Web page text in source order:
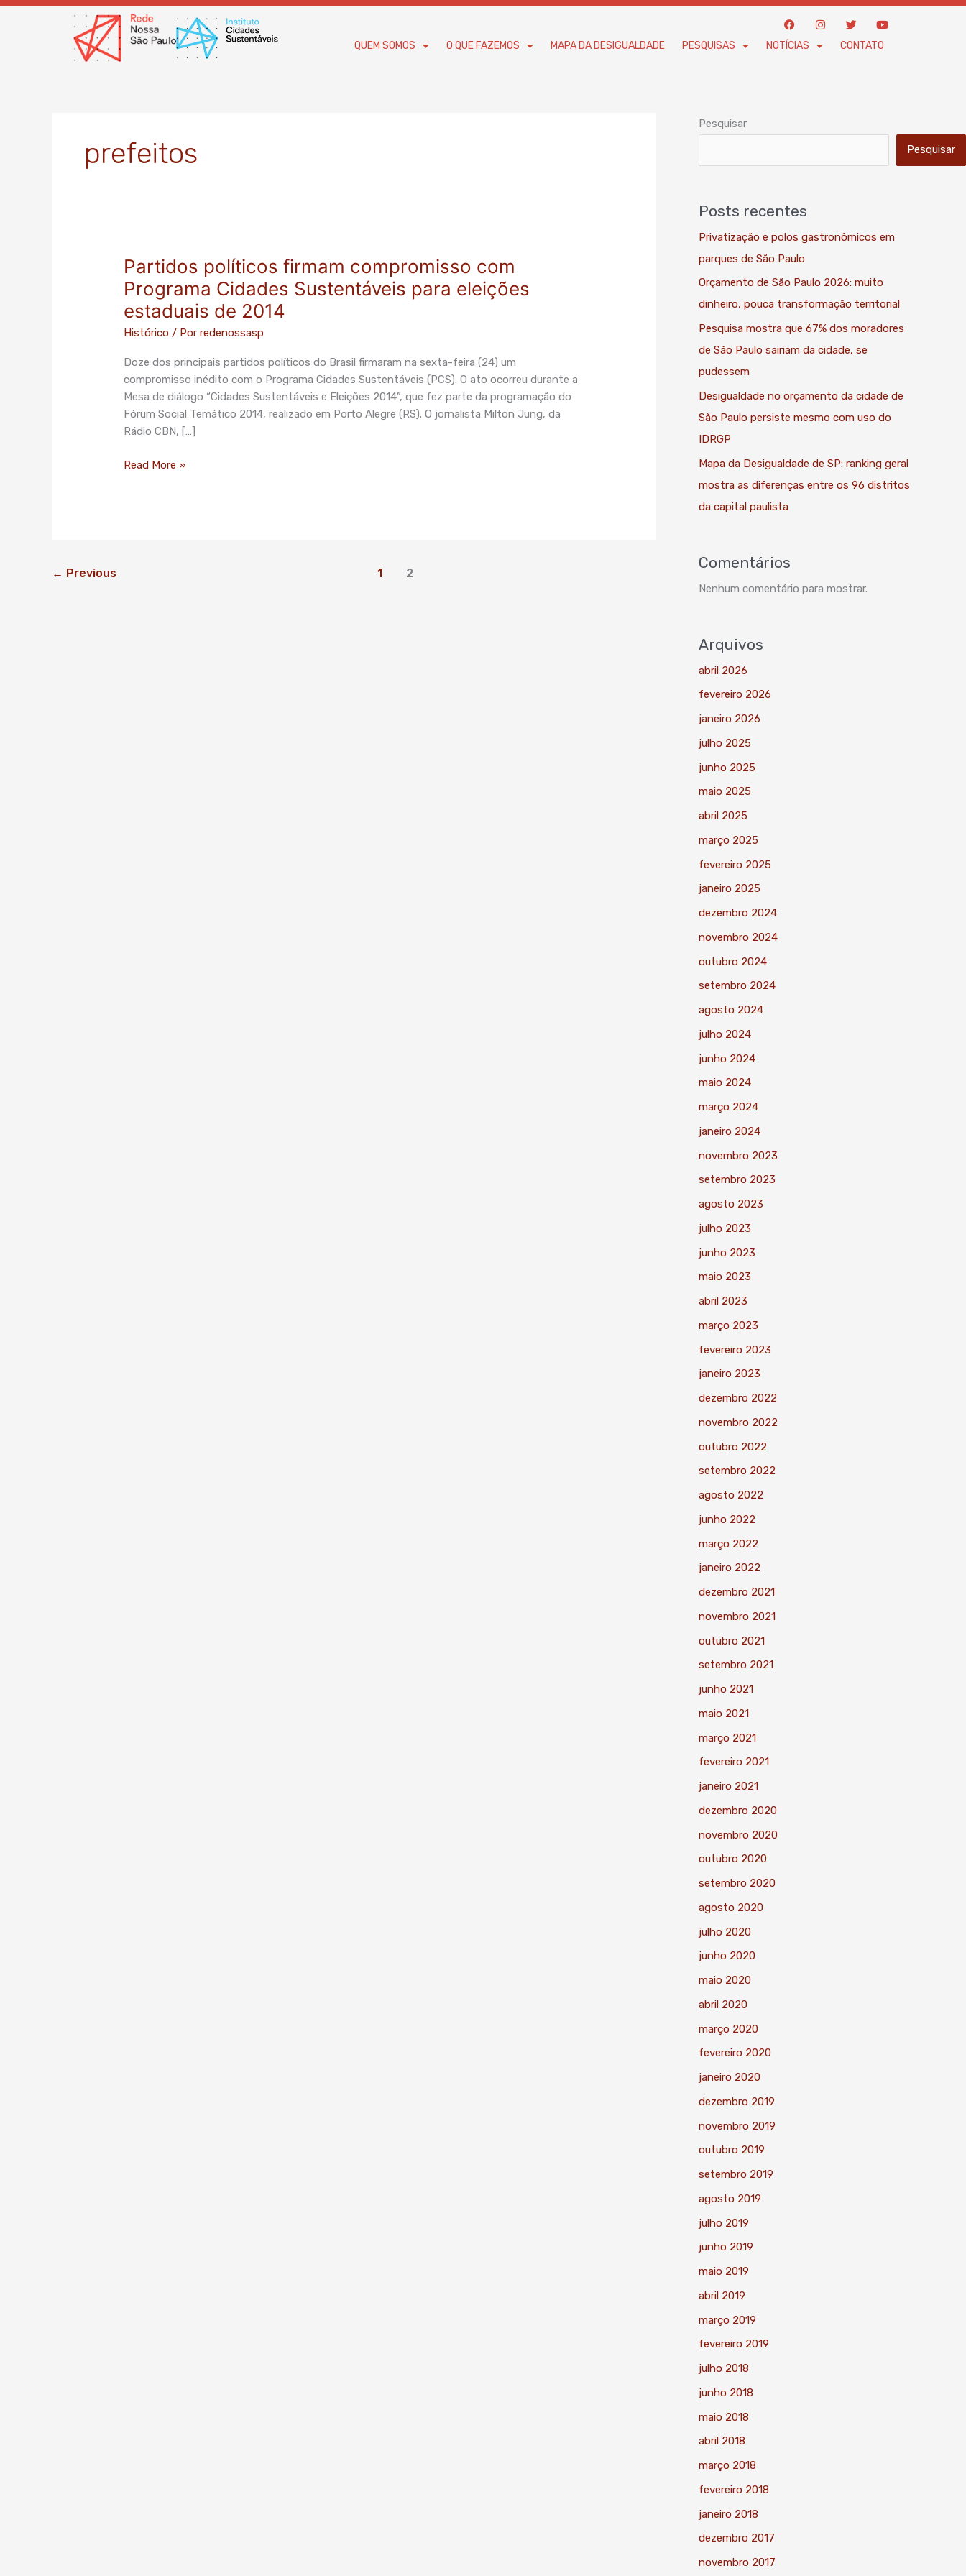
Ir
F
a
c
e
I
n
t
T
w
i
t
Y
o
u
t
QUEM SOMOS O QUE FAZEMOS MAPA DA DESIGUALDADE PESQUISAS NOTÍCIAS CONTATO
prefeitos
Partidos políticos firmam compromisso com
Programa Cidades Sustentáveis para eleições
estaduais de 2014
Histórico / Porredenossasp
Doze dos principais partidos políticos do Brasil firmaram na sexta-feira (24) um
compromisso inédito com o Programa Cidades Sustentáveis (PCS). O ato ocorreu durante a
Mesa de diálogo “Cidades Sustentáveis e Eleições 2014”, que fez parte da programação do
Fórum Social Temático 2014, realizado em Porto Alegre (RS). O jornalista Milton Jung, da
Rádio CBN, […]
Partidos
políticos
firmam
compromisso
com
Cidades
Sustentáveis
para
eleições
estaduais
2014
Read More »
← Previous 1 2
Pesquisar
Pesquisar
Posts recentes
Privatização e polos gastronômicos em
parques de São Paulo
Orçamento de São Paulo 2026: muito
dinheiro, pouca transformação territorial
Pesquisa mostra que 67% dos moradores
de São Paulo sairiam da cidade, se
pudessem
Desigualdade no orçamento da cidade de
São Paulo persiste mesmo com uso do
IDRGP
Mapa da Desigualdade de SP: ranking geral
mostra as diferenças entre os 96 distritos
da capital paulista
Comentários
Nenhum comentário para mostrar.
Arquivos
abril 2026
fevereiro 2026
janeiro 2026
julho 2025
junho 2025
maio 2025
abril 2025
março 2025
fevereiro 2025
janeiro 2025
dezembro 2024
novembro 2024
outubro 2024
setembro 2024
agosto 2024
julho 2024
junho 2024
maio 2024
março 2024
janeiro 2024
novembro 2023
setembro 2023
agosto 2023
julho 2023
junho 2023
maio 2023
abril 2023
março 2023
fevereiro 2023
janeiro 2023
dezembro 2022
novembro 2022
outubro 2022
setembro 2022
agosto 2022
junho 2022
março 2022
janeiro 2022
dezembro 2021
novembro 2021
outubro 2021
setembro 2021
junho 2021
maio 2021
março 2021
fevereiro 2021
janeiro 2021
dezembro 2020
novembro 2020
outubro 2020
setembro 2020
agosto 2020
julho 2020
junho 2020
maio 2020
abril 2020
março 2020
fevereiro 2020
janeiro 2020
dezembro 2019
novembro 2019
outubro 2019
setembro 2019
agosto 2019
julho 2019
junho 2019
maio 2019
abril 2019
março 2019
fevereiro 2019
julho 2018
junho 2018
maio 2018
abril 2018
março 2018
fevereiro 2018
janeiro 2018
dezembro 2017
novembro 2017